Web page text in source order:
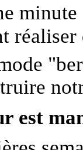
est